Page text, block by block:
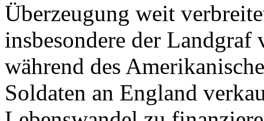
Überzeugung weit
insbesondere der Landgraf
während des
Soldaten an England